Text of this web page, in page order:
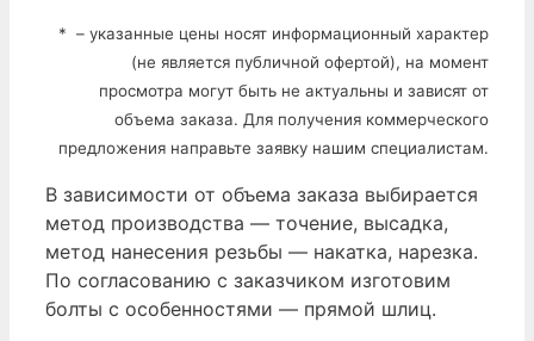
* – указанные цены носят информационный характер
(не является публичной офертой), на момент
просмотра могут быть не актуальны и зависят от
объема заказа. Для получения коммерческого
предложения направьте заявку нашим специалистам.
В зависимости от объема заказа выбирается
метод производства — точение, высадка,
метод нанесения резьбы — накатка, нарезка.
По согласованию с заказчиком изготовим
болты с особенностями — прямой шлиц.